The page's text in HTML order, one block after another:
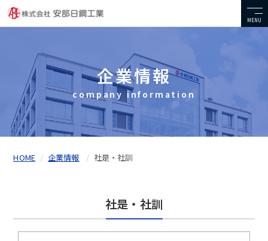
MENU
企業情報
company information
HOME 企業情報 社是・社訓
社是・社訓